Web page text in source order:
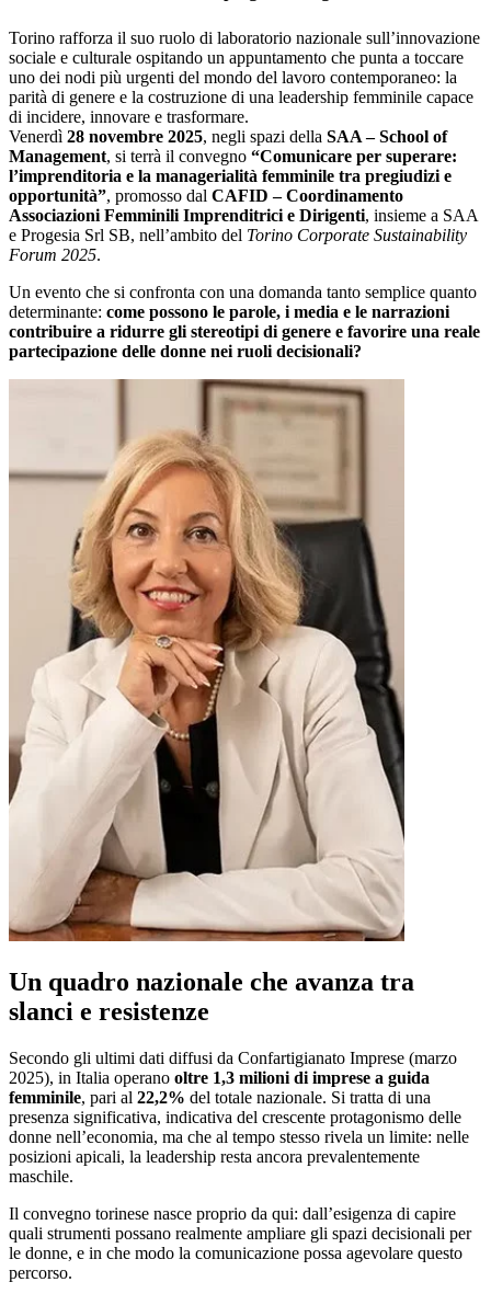
Torino rafforza il suo ruolo di laboratorio nazionale sull’innovazione
sociale e culturale ospitando un appuntamento che punta a toccare
uno dei nodi più urgenti del mondo del lavoro contemporaneo: la
parità di genere e la costruzione di una leadership femminile capace
di incidere, innovare e trasformare.
Venerdì 28 novembre 2025, negli spazi della SAA – School of
Management, si terrà il convegno “Comunicare per superare:
l’imprenditoria e la managerialità femminile tra pregiudizi e
opportunità”, promosso dal CAFID – Coordinamento
Associazioni Femminili Imprenditrici e Dirigenti, insieme a SAA
e Progesia Srl SB, nell’ambito del Torino Corporate Sustainability
Forum 2025.
Un evento che si confronta con una domanda tanto semplice quanto
determinante: come possono le parole, i media e le narrazioni
contribuire a ridurre gli stereotipi di genere e favorire una reale
partecipazione delle donne nei ruoli decisionali?
Un quadro nazionale che avanza tra
slanci e resistenze
Secondo gli ultimi dati diffusi da Confartigianato Imprese (marzo
2025), in Italia operano oltre 1,3 milioni di imprese a guida
femminile, pari al 22,2% del totale nazionale. Si tratta di una
presenza significativa, indicativa del crescente protagonismo delle
donne nell’economia, ma che al tempo stesso rivela un limite: nelle
posizioni apicali, la leadership resta ancora prevalentemente
maschile.
Il convegno torinese nasce proprio da qui: dall’esigenza di capire
quali strumenti possano realmente ampliare gli spazi decisionali per
le donne, e in che modo la comunicazione possa agevolare questo
percorso.